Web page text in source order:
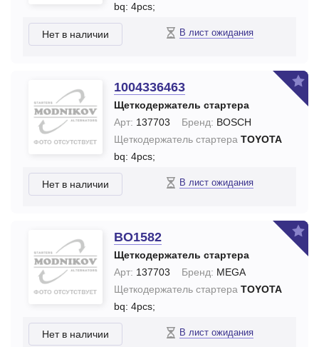
bq: 4pcs;
Нет в наличии В лист ожидания
1004336463
Щеткодержатель стартера
Арт: 137703 Бренд: BOSCH
Щеткодержатель стартера TOYOTA
bq: 4pcs;
Нет в наличии В лист ожидания
BO1582
Щеткодержатель стартера
Арт: 137703 Бренд: MEGA
Щеткодержатель стартера TOYOTA
bq: 4pcs;
Нет в наличии В лист ожидания